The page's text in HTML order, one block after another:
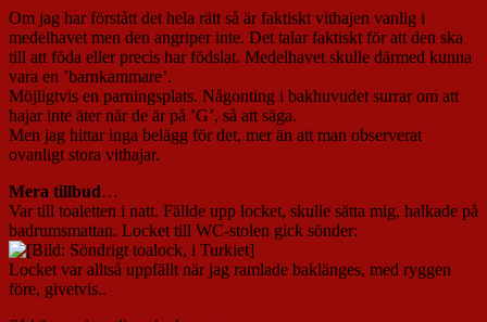
Om jag har förstått det hela rätt så är faktiskt vithajen vanlig i
medelhavet men den angriper inte. Det talar faktiskt för att den ska
till att föda eller precis har födslat. Medelhavet skulle därmed kunna
vara en ’barnkammare’.
Möjligtvis en parningsplats. Någonting i bakhuvudet surrar om att
hajar inte äter när de är på ’G’, så att säga.
Men jag hittar inga belägg för det, mer än att man observerat
ovanligt stora vithajar.
Mera tillbud…
Var till toaletten i natt. Fällde upp locket, skulle sätta mig, halkade på
badrumsmattan. Locket till WC-stolen gick sönder:
Locket var alltså uppfällt när jag ramlade baklänges, med ryggen
före, givetvis..